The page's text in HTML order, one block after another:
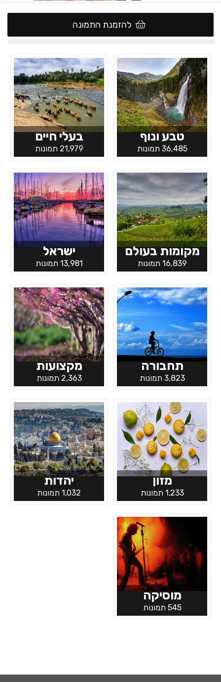
להזמנת התמונה
טבע ונוף
36,485 תמונות
בעלי חיים
21,979 תמונות
מקומות בעולם
16,839 תמונות
ישראל
13,981 תמונות
תחבורה
3,823 תמונות
מקצועות
2,363 תמונות
מזון
1,233 תמונות
יהדות
1,032 תמונות
מוסיקה
545 תמונות